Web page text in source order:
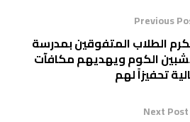
Previous
الطلاب المتفوقين بمدرسة
الكوم ويهديهم مكافآت
تحفيزاً لهم
Next Post